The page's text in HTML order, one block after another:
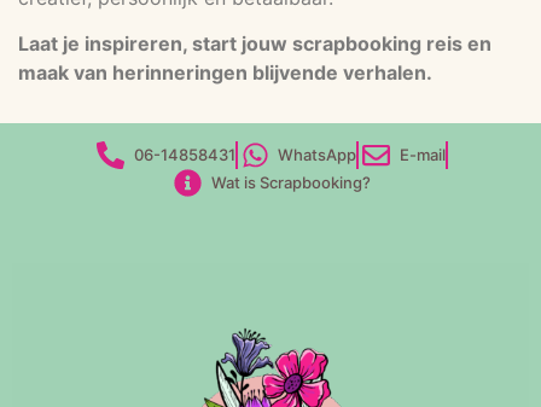
Laat je inspireren, start jouw scrapbooking reis en
maak van herinneringen blijvende verhalen.
06-14858431 WhatsApp
E-mail
Wat is Scrapbooking?